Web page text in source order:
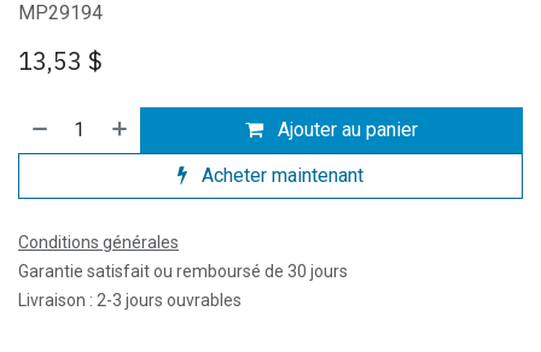
MP29194
13,53 $
Ajouter au panier
Acheter maintenant
Conditions générales
Garantie satisfait ou remboursé de 30 jours
Livraison : 2-3 jours ouvrables